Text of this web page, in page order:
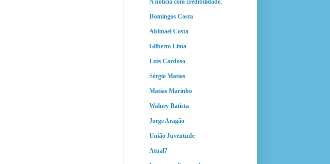
Domingos Costa
Abimael Costa
Gilberto Lima
Luís Cardoso
Sérgio Matias
Matias Marinho
Walney Batista
Jorge Aragão
União Juventude
Atual7